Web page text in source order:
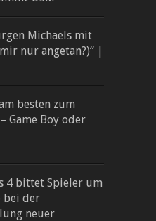
Michaels mit
nur angetan?)“ |
besten zum
Game Boy oder
4 bittet Spieler um
der
neuer